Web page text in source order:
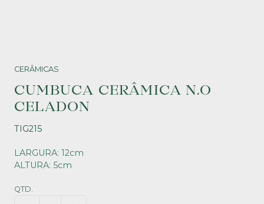
CERÂMICAS
CUMBUCA CERÂMICA N.O
CELADON
TIG215
LARGURA: 12cm
ALTURA: 5cm
QTD.